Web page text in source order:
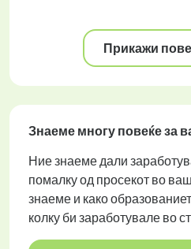
Прикажи
Знаеме многу повеќе за
Ние знаеме дали
помалку од просекот во
знаеме и како
колку би заработувале во